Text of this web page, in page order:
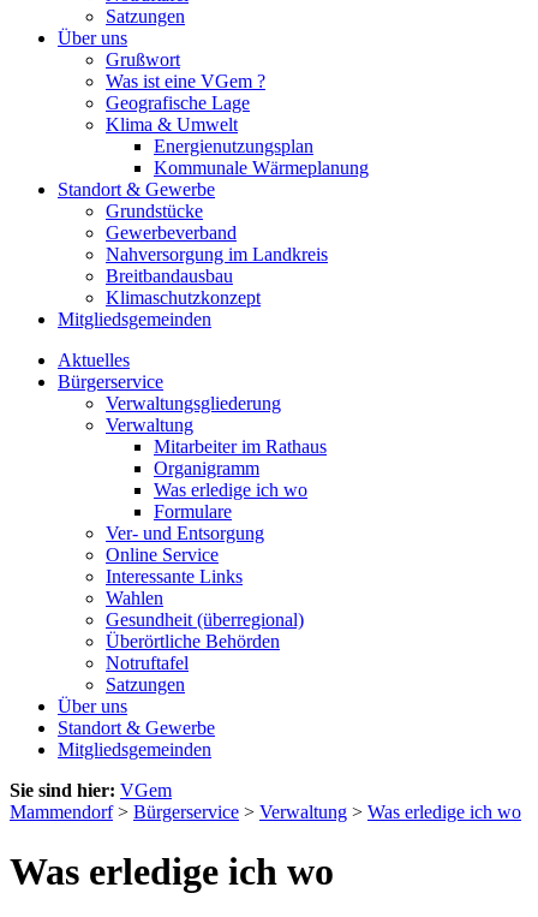
Satzungen
Über uns
Grußwort
Was ist eine VGem ?
Geografische Lage
Klima & Umwelt
Energienutzungsplan
Kommunale Wärmeplanung
Standort & Gewerbe
Grundstücke
Gewerbeverband
Nahversorgung im Landkreis
Breitbandausbau
Klimaschutzkonzept
Mitgliedsgemeinden
Aktuelles
Bürgerservice
Verwaltungsgliederung
Verwaltung
Mitarbeiter im Rathaus
Organigramm
Was erledige ich wo
Formulare
Ver- und Entsorgung
Online Service
Interessante Links
Wahlen
Gesundheit (überregional)
Überörtliche Behörden
Notruftafel
Satzungen
Über uns
Standort & Gewerbe
Mitgliedsgemeinden
Sie sind hier: VGem
Mammendorf> Bürgerservice > Verwaltung > Was erledige ich wo
Was erledige ich wo